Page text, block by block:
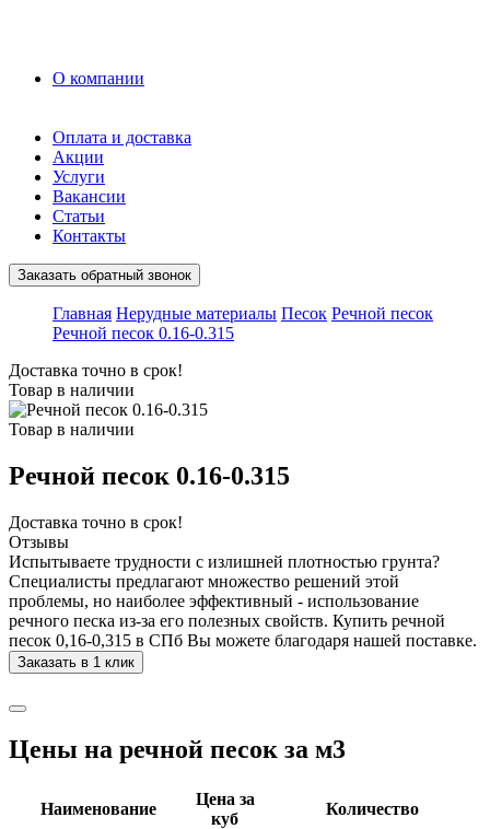
О компании
Оплата и доставка
Акции
Услуги
Вакансии
Статьи
Контакты
Заказать обратный звонок
Главная Нерудные материалы Песок Речной песок
Речной песок 0.16-0.315
Доставка точно в срок!
Товар в наличии
Товар в наличии
Речной песок 0.16-0.315
Доставка точно в срок!
Отзывы
Испытываете трудности с излишней плотностью грунта?
Специалисты предлагают множество решений этой
проблемы, но наиболее эффективный - использование
речного песка из-за его полезных свойств. Купить речной
песок 0,16-0,315 в СПб Вы можете благодаря нашей поставке.
Заказать в 1 клик
Цены на речной песок за м3
Наименование
Цена за
куб
Количество